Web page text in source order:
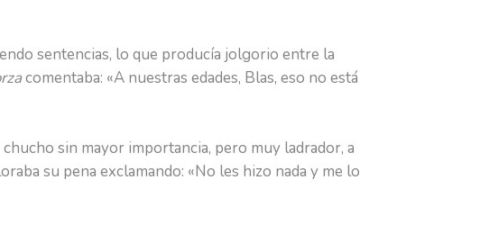
sentencias, lo que producía jolgorio entre la
comentaba: «A nuestras edades, Blas, eso no está
sin mayor importancia, pero muy ladrador, a
su pena exclamando: «No les hizo nada y me lo